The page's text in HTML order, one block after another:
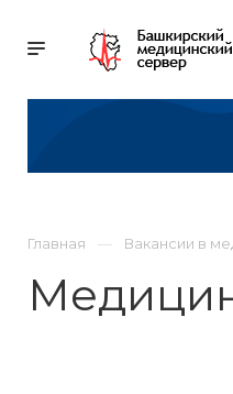
Главная Вакансии в